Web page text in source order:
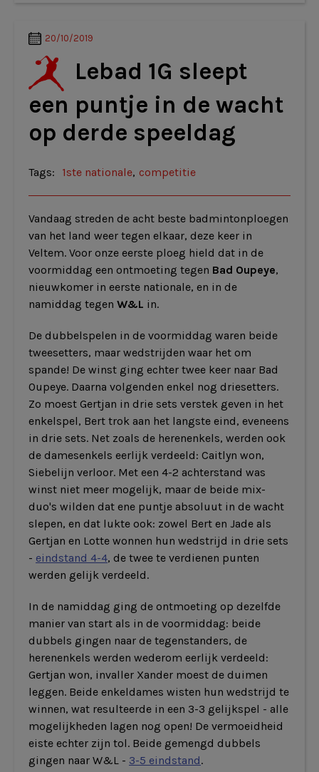
20/10/2019
Lebad 1G sleept
een puntje in de wacht
op derde speeldag
Tags: 1ste nationale, competitie
Vandaag streden de acht beste badmintonploegen
van het land weer tegen elkaar, deze keer in
Veltem. Voor onze eerste ploeg hield dat in de
voormiddag een ontmoeting tegen Bad Oupeye,
nieuwkomer in eerste nationale, en in de
namiddag tegen W&L in.
De dubbelspelen in de voormiddag waren beide
tweesetters, maar wedstrijden waar het om
spande! De winst ging echter twee keer naar Bad
Oupeye. Daarna volgenden enkel nog driesetters.
Zo moest Gertjan in drie sets verstek geven in het
enkelspel, Bert trok aan het langste eind, eveneens
in drie sets. Net zoals de herenenkels, werden ook
de damesenkels eerlijk verdeeld: Caitlyn won,
Siebelijn verloor. Met een 4-2 achterstand was
winst niet meer mogelijk, maar de beide mix-
duo's wilden dat ene puntje absoluut in de wacht
slepen, en dat lukte ook: zowel Bert en Jade als
Gertjan en Lotte wonnen hun wedstrijd in drie sets
- eindstand 4-4, de twee te verdienen punten
werden gelijk verdeeld.
In de namiddag ging de ontmoeting op dezelfde
manier van start als in de voormiddag: beide
dubbels gingen naar de tegenstanders, de
herenenkels werden wederom eerlijk verdeeld:
Gertjan won, invaller Xander moest de duimen
leggen. Beide enkeldames wisten hun wedstrijd te
winnen, wat resulteerde in een 3-3 gelijkspel - alle
mogelijkheden lagen nog open! De vermoeidheid
eiste echter zijn tol. Beide gemengd dubbels
gingen naar W&L - 3-5 eindstand.